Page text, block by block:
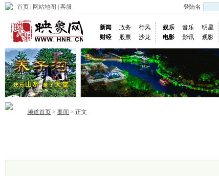
首页 网站地图 客服 登陆名
新闻 政务
行风
财经
股票 沙龙
娱乐 音乐
明星
电影
影讯 观影
频道首页 > 要闻 > 正文